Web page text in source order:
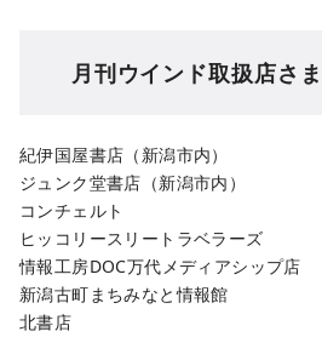
月刊ウインド取扱店さま
紀伊国屋書店（新潟市内）
ジュンク堂書店（新潟市内）
コンチェルト
ヒッコリースリートラベラーズ
情報工房DOC万代メディアシップ店
新潟古町まちみなと情報館
北書店